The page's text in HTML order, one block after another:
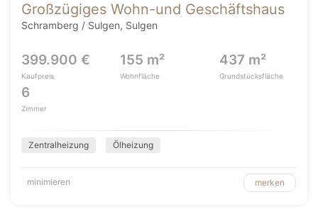
Großzügiges Wohn-und Geschäftshaus
Schramberg / Sulgen, Sulgen
399.900 €
Kaufpreis
155 m²
Wohnfläche
437 m²
Grundstücksfläche
6
Zimmer
Zentralheizung Ölheizung
minimieren merken